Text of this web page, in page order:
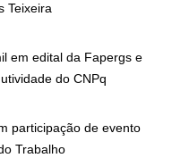
Teixeira
em edital da Fapergs e
do CNPq
participação de evento
Trabalho